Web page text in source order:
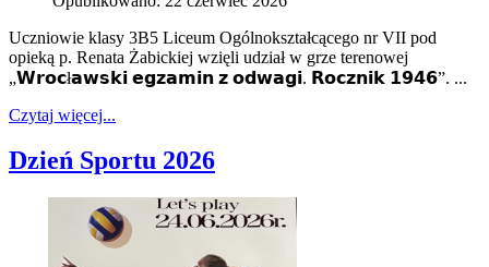
Uczniowie klasy 3B5 Liceum Ogólnokształcącego nr VII pod
opieką p. Renata Żabickiej wzięli udział w grze terenowej
„𝗪𝗿𝗼𝗰ł𝗮𝘄𝘀𝗸𝗶 𝗲𝗴𝘇𝗮𝗺𝗶𝗻 𝘇 𝗼𝗱𝘄𝗮𝗴𝗶. 𝗥𝗼𝗰𝘇𝗻𝗶𝗸 𝟭𝟵𝟰𝟲”. ...
Czytaj więcej...
Dzień Sportu 2026